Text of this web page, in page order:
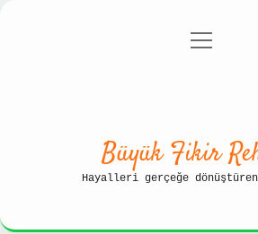
Gizlilik
menüyü
Büyük Fikir
Hayalleri gerçeğe